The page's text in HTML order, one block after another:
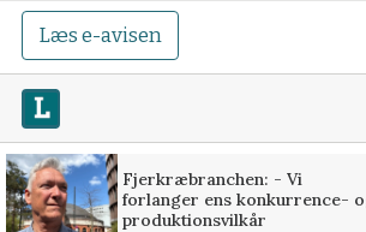
Læs e-avisen
Fjerkræbranchen: - Vi
forlanger ens konkurrence-
produktionsvilkår